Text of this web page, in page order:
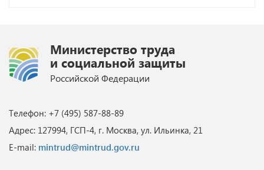
Министерство труда
и социальной защиты
Российской Федерации
Телефон: +7 (495) 587-88-89
Адрес: 127994, ГСП-4, г. Москва, ул. Ильинка, 21
E-mail: mintrud@mintrud.gov.ru